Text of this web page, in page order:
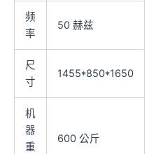
频
率
50 赫兹
尺
寸
1455*850*1650
机
器
重
600 公斤